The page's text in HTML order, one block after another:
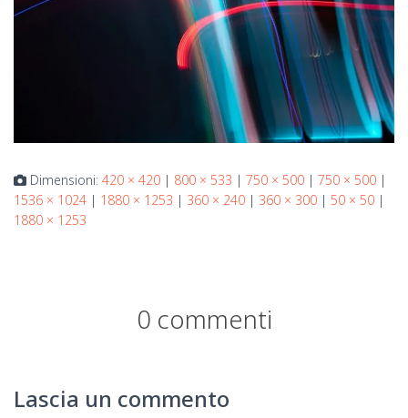
Dimensioni: 420 × 420 | 800 × 533 | 750 × 500 | 750 × 500 |
1536 × 1024 | 1880 × 1253 | 360 × 240 | 360 × 300 | 50 × 50 |
1880 × 1253
0 commenti
Lascia un commento